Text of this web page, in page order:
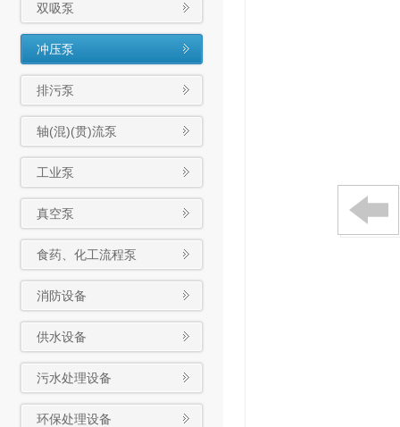
双吸泵
冲压泵
排污泵
轴(混)(贯)流泵
工业泵
真空泵
食药、化工流程泵
消防设备
供水设备
污水处理设备
环保处理设备